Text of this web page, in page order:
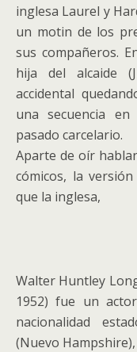
inglesa Laurel y
un motin de los
sus compañeros.
hija del alcaide
accidental
una secuencia
pasado carcelario.
Aparte de oír
cómicos, la
que la inglesa,
Walter Huntley
1952) fue un
nacionalidad
(Nuevo